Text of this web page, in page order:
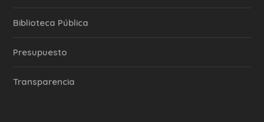
Biblioteca Pública
Presupuesto
Transparencia